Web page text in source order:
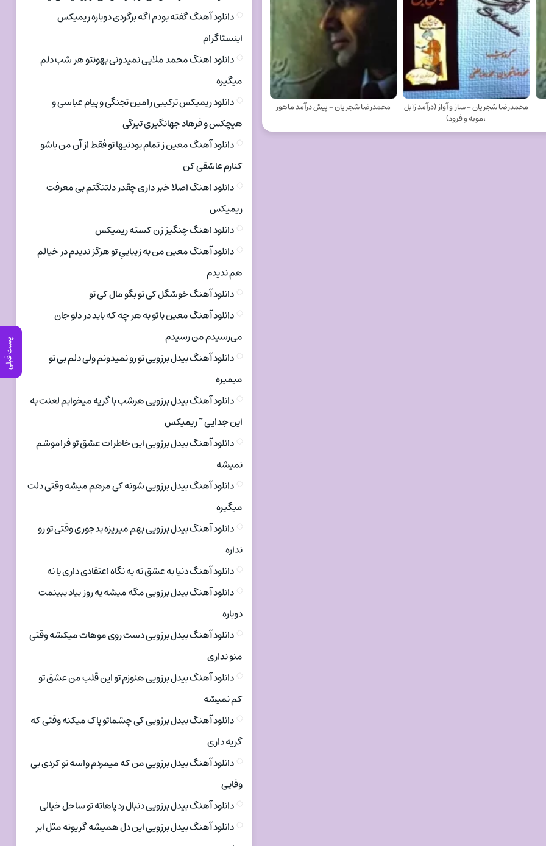
پست قبلی
محمدرضا شجریان - ساز و آواز (درآمد زابل
،مویه و فرود)
محمدرضا شجریان - پیش درآمد ماهور
دانلود آهنگ گفته بودم اگه برگردی دوباره ریمیکس
اینستاگرام
دانلود اهنگ محمد ملایی نمیدونی بهونتو هر شب دلم
میگیره
دانلود ریمیکس ترکیبی رامین تجنگی و پیام عباسی و
هیچکس و فرهاد جهانگیری تیرگی
دانلود آهنگ معین ز تمام بودنیها تو فقط از آن من باشو
کنارم عاشقی کن
دانلود اهنگ اصلا خبر داری چقدر دلتنگتم بی معرفت
ریمیکس
دانلود اهنگ چنگیز زن کسته ریمیکس
دانلود آهنگ معین من به زیباییِ تو هرگز ندیدم در خیالم
هم ندیدم
دانلود آهنگ خوشگل کی تو بگو مال کی تو
دانلود آهنگ معین با تو به هر چه که باید در دلو جان
می‌رسیدم من رسیدم
دانلود آهنگ بیدل برزویی تو رو نمیدونم ولی دلم بی تو
میمیره
دانلود آهنگ بیدل برزویی هرشب با گریه میخوابم لعنت به
این جدایی ~ ریمیکس
دانلود آهنگ بیدل برزویی این خاطرات عشق تو فراموشم
نمیشه
دانلود آهنگ بیدل برزویی شونه کی مرهم میشه وقتی دلت
میگیره
دانلود آهنگ بیدل برزویی بهم میریزه بدجوری وقتی تو رو
نداره
دانلود آهنگ دنیا به عشق ته یه نگاه اعتقادی داری یا نه
دانلود آهنگ بیدل برزویی مگه میشه یه روز بیاد ببینمت
دوباره
دانلود آهنگ بیدل برزویی دست روی موهات میکشه وقتی
منو نداری
دانلود آهنگ بیدل برزویی هنوزم تو این قلب من عشق تو
کم نمیشه
دانلود آهنگ بیدل برزویی کی چشماتو پاک میکنه وقتی که
گریه داری
دانلود آهنگ بیدل برزویی من که میمردم واسه تو کردی بی
وفایی
دانلود آهنگ بیدل برزویی دنبال رد پاهاته تو ساحل خیالی
دانلود آهنگ بیدل برزویی این دل همیشه گریونه مثل ابر